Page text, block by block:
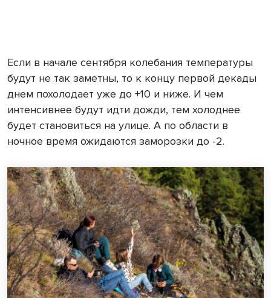
Если в начале сентября колебания температуры
будут не так заметны, то к концу первой декады
днем похолодает уже до +10 и ниже. И чем
интенсивнее будут идти дожди, тем холоднее
будет становиться на улице. А по области в
ночное время ожидаются заморозки до -2.